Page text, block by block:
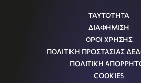
ΤΑΥΤΟΤΗΤΑ
ΔΙΑΦΗΜΙΣΗ
ΟΡΟΙ ΧΡΗΣΗΣ
ΠΟΛΙΤΙΚΗ ΠΡΟΣΤΑΣΙΑΣ
ΠΟΛΙΤΙΚΗ
COOKIES